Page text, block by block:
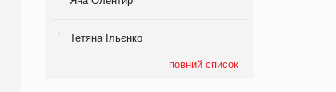
Тетяна Ільєнко
повний список